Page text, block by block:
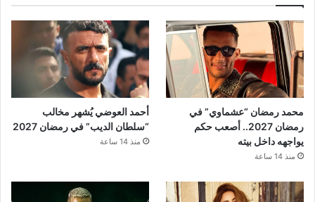
محمد رمضان “عشماوي” في
رمضان 2027.. أصعب حكم
يواجهه داخل بيته
منذ 14 ساعة
أحمد العوضي يُشهر مخالب
“سلطان الديب” في رمضان 2027
منذ 14 ساعة